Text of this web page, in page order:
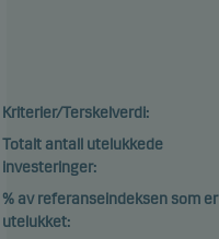
Kriterier/Terskelverdi:
Totalt antall utelukkede
investeringer:
% av referanseindeksen som er
utelukket: